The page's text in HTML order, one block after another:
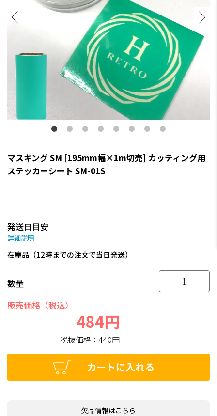
マスキング SM [195mm幅×1m切売] カッティング用
ステッカーシート SM-01S
発送日目安
詳細説明
在庫品（12時までの注文で当日発送）
数量
販売価格（税込）
484円
税抜価格：440円
カートに入れる
欠品情報はこちら